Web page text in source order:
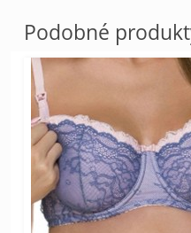
Podobné